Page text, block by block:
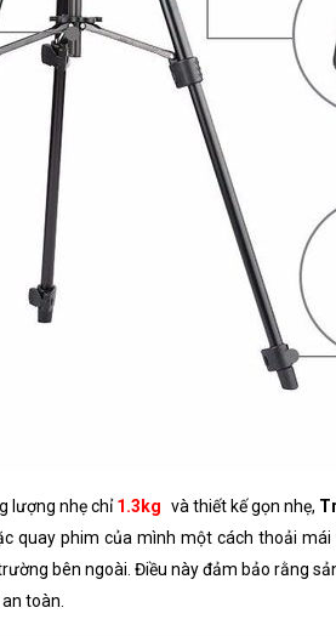
lượng nhẹ chỉ1.3kg và thiết kế gọn nhẹ,
phim của mình một cách thoải
bên ngoài. Điều này đảm bảo rằng
toàn.